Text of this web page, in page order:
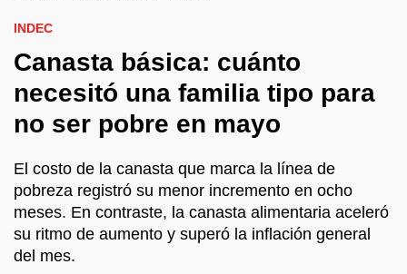
INDEC
Canasta básica: cuánto
necesitó una familia tipo para
no ser pobre en mayo
El costo de la canasta que marca la línea de
pobreza registró su menor incremento en ocho
meses. En contraste, la canasta alimentaria aceleró
su ritmo de aumento y superó la inflación general
del mes.